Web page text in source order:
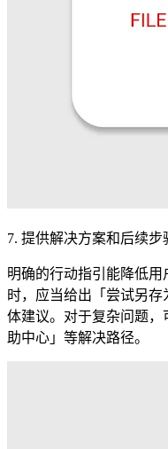
7. 提供解决方案和后续步
明确的行动指引能降低用
时，应当给出「尝试另
体建议。对于复杂问题
助中心」等解决路径。